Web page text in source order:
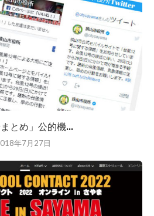
まとめ」公的機...
年7月27日